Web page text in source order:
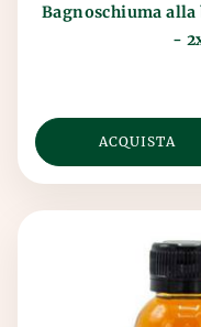
Bagnoschiuma
-
ACQUISTA